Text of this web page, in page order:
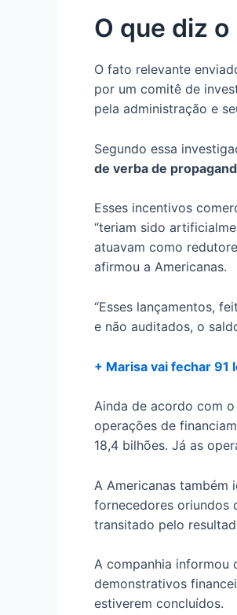
O que diz
O fato relevante
por um comitê de
pela administração e
Segundo essa
de verba de
Esses incentivos
“teriam sido
atuavam como
afirmou a Americanas.
“Esses lançamentos,
e não auditados, o
+ Marisa vai fechar 91
Ainda de acordo com
operações de
18,4 bilhões. Já as
A Americanas também
fornecedores oriundos
transitado pelo
A companhia informou
demonstrativos
estiverem concluídos.